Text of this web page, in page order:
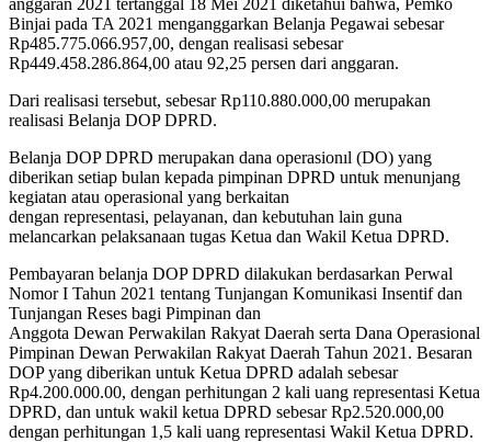
Binjai pada TA 2021 menganggarkan Belanja Pegawai sebesar
Rp485.775.066.957,00, dengan realisasi sebesar
Rp449.458.286.864,00 atau 92,25 persen dari anggaran.
Dari realisasi tersebut, sebesar Rp110.880.000,00 merupakan
realisasi Belanja DOP DPRD.
Belanja DOP DPRD merupakan dana operasionıl (DO) yang
diberikan setiap bulan kepada pimpinan DPRD untuk menunjang
kegiatan atau operasional yang berkaitan
dengan representasi, pelayanan, dan kebutuhan lain guna
melancarkan pelaksanaan tugas Ketua dan Wakil Ketua DPRD.
Pembayaran belanja DOP DPRD dilakukan berdasarkan Perwal
Nomor I Tahun 2021 tentang Tunjangan Komunikasi Insentif dan
Tunjangan Reses bagi Pimpinan dan
Anggota Dewan Perwakilan Rakyat Daerah serta Dana Operasional
Pimpinan Dewan Perwakilan Rakyat Daerah Tahun 2021. Besaran
DOP yang diberikan untuk Ketua DPRD adalah sebesar
Rp4.200.000.00, dengan perhitungan 2 kali uang representasi Ketua
DPRD, dan untuk wakil ketua DPRD sebesar Rp2.520.000,00
dengan perhitungan 1,5 kali uang representasi Wakil Ketua DPRD.